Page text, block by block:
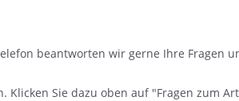
beantworten wir gerne Ihre Fragen
Sie dazu oben auf "Fragen zum